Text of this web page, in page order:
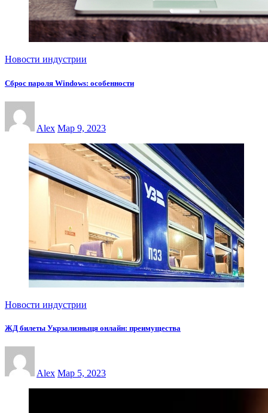
Новости индустрии
Сброс пароля Windows: особенности
Alex Мар 9, 2023
Новости индустрии
ЖД билеты Укрзализныця онлайн: преимущества
Alex Мар 5, 2023